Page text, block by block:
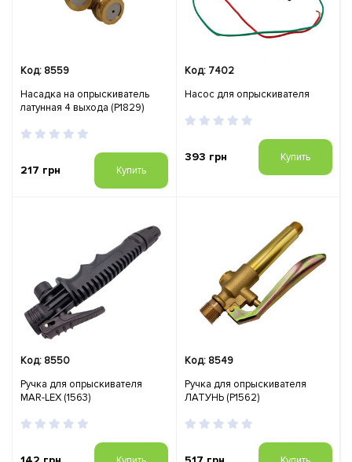
Код: 8559
Насадка на опрыскиватель
латунная 4 выхода (Р1829)
217 грн Купить
Код: 7402
Насос для опрыскивателя
393 грн Купить
Код: 8550
Ручка для опрыскивателя
MAR-LEX (1563)
Код: 8549
Ручка для опрыскивателя
ЛАТУНЬ (Р1562)